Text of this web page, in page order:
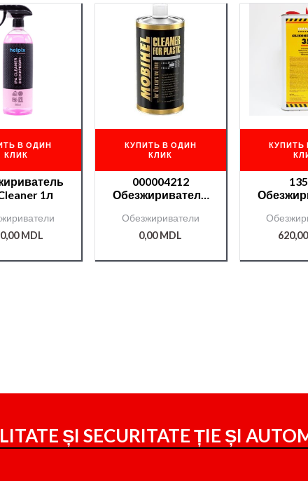
В ОДИН
КЛИК
1л
MDL
КУПИТЬ В ОДИН
КЛИК
000004212
Обезжириватель
— 0,75l
Обезжириватели
0,00MDL
КУПИТЬ
ȘI SECURITATE ȚIE ȘI